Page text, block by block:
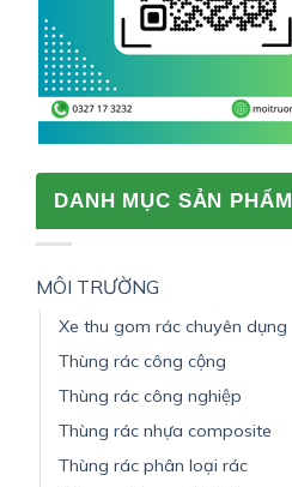
DANH MỤC SẢN PHẨM
MÔI TRƯỜNG
Xe thu gom rác chuyên dụng
Thùng rác công cộng
Thùng rác công nghiệp
Thùng rác nhựa composite
Thùng rác phân loại rác